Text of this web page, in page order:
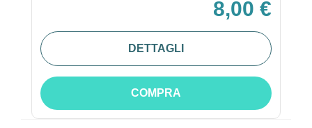
8,00 €
DETTAGLI
COMPRA